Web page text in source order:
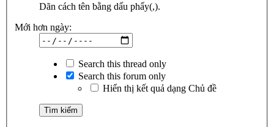
Dãn cách tên bằng dấu phẩy(,).
Mới hơn ngày:
Search this thread only
Search this forum only
Hiển thị kết quả dạng Chủ đề